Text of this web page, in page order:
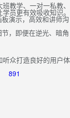
教学、一对一私教、
员更有效吸收知识。
演示，高效和讲师沟
，即便在逆光、暗角
众打造良好的用户体